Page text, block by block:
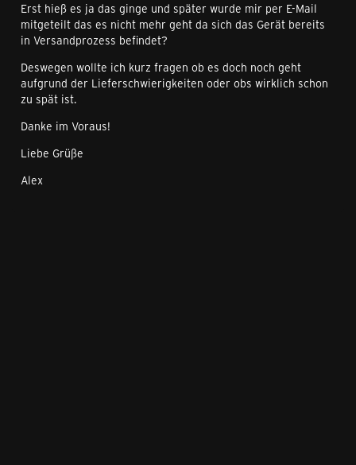
Erst hieß es ja das ginge und später wurde mir per E-Mail
mitgeteilt das es nicht mehr geht da sich das Gerät bereits
in Versandprozess befindet?
Deswegen wollte ich kurz fragen ob es doch noch geht
aufgrund der Lieferschwierigkeiten oder obs wirklich schon
zu spät ist.
Danke im Voraus!
Liebe Grüße
Alex